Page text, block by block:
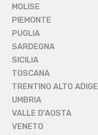
MOLISE
PIEMONTE
PUGLIA
SARDEGNA
SICILIA
TOSCANA
TRENTINO ALTO ADIGE
UMBRIA
VALLE D'AOSTA
VENETO